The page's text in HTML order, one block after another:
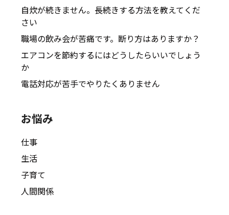
自炊が続きません。長続きする方法を教えてくだ
さい
職場の飲み会が苦痛です。断り方はありますか？
エアコンを節約するにはどうしたらいいでしょう
か
電話対応が苦手でやりたくありません
お悩み
仕事
生活
子育て
人間関係